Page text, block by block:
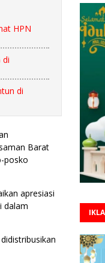
HPN
di
di
Barat
posko
apresiasi
dalam